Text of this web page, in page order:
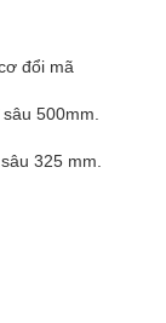
đổi mã
500mm.
325 mm.